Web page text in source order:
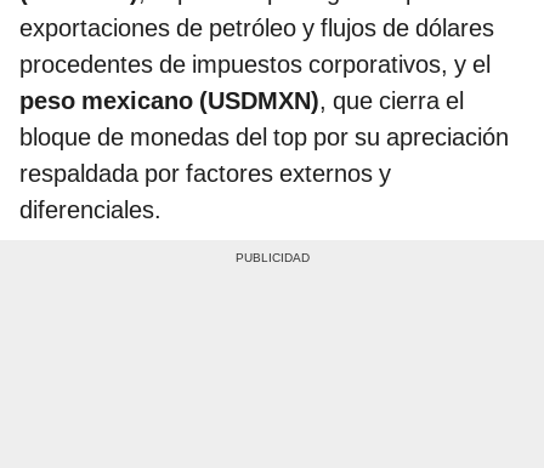
exportaciones de petróleo y flujos de dólares
procedentes de impuestos corporativos, y el
peso mexicano (USDMXN), que cierra el
bloque de monedas del top por su apreciación
respaldada por factores externos y
diferenciales.